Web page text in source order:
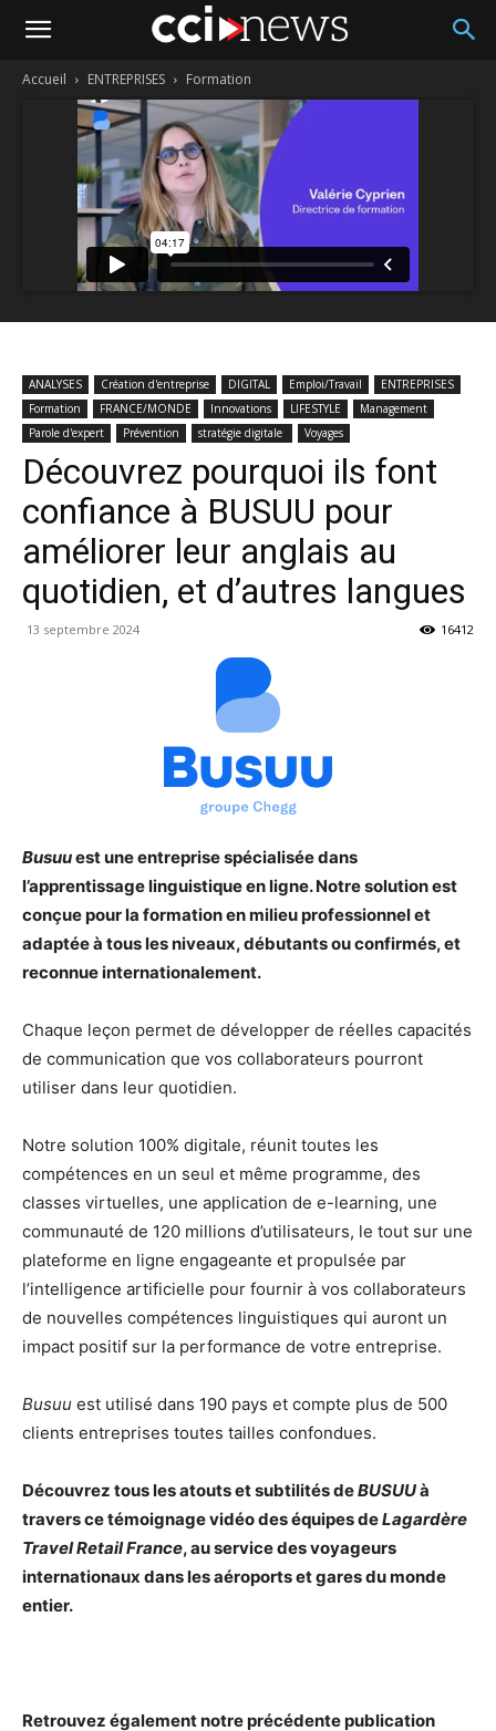
Accueil ENTREPRISES Formation
ANALYSES Création d'entreprise DIGITAL Emploi/Travail
ENTREPRISES
Formation
FRANCE/MONDE Innovations LIFESTYLE
Management
Parole d'expert
Prévention stratégie digitale Voyages
Découvrez pourquoi ils font
confiance à BUSUU pour
améliorer leur anglais au
quotidien, et d’autres langues
13 septembre 2024 16412
Busuuest une entreprise spécialisée dans
l’apprentissage linguistique en ligne. Notre solution est
conçue pour la formation en milieu professionnel et
adaptée à tous les niveaux, débutants ou confirmés, et
reconnue internationalement.
Chaque leçon permet de développer de réelles capacités
de communication que vos collaborateurs pourront
utiliser dans leur quotidien.
Notre solution 100% digitale, réunit toutes les
compétences en un seul et même programme, des
classes virtuelles, une application de e-learning, une
communauté de 120 millions d’utilisateurs, le tout sur une
plateforme en ligne engageante et propulsée par
l’intelligence artificielle pour fournir à vos collaborateurs
de nouvelles compétences linguistiques qui auront un
impact positif sur la performance de votre entreprise.
Busuu est utilisé dans 190 pays et compte plus de 500
clients entreprises toutes tailles confondues.
Découvrez tous les atouts et subtilités deBUSUUà
travers ce témoignage vidéo des équipes deLagardère
Travel Retail France, au service des voyageurs
internationaux dans les aéroports et gares du monde
entier.
Retrouvez également notre précédente publication